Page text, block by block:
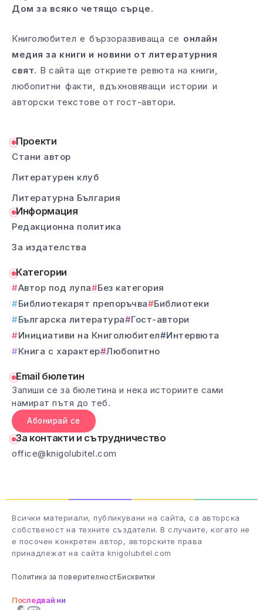
Дом за всяко четящо сърце.
Книголюбител е бързоразвиваща се онлайн
медия за книги и новини от литературния
свят. В сайта ще откриете ревюта на книги,
любопитни факти, вдъхновяващи истории и
авторски текстове от гост-автори.
Проекти
Стани автор
Литературен клуб
Литературна България
Информация
Редакционна политика
За издателства
Категории
Автор под лупа
Без категория
Библиотекарят препоръчва
Библиотеки
Българска литература
Гост-автори
Инициативи на Книголюбител
Интервюта
Книга с характер Любопитно
Email бюлетин
Запиши се за бюлетина и нека историите сами
намират пътя до теб.
Абонирай се
За контакти и сътрудничество
office@knigolubitel.com
Всички материали, публикувани на сайта, са авторска
собственост на техните създатели. В случаите, когато не
е посочен конкретен автор, авторските права
принадлежат на сайта knigolubitel.com
Политика за поверителностБисквитки
Последвай ни